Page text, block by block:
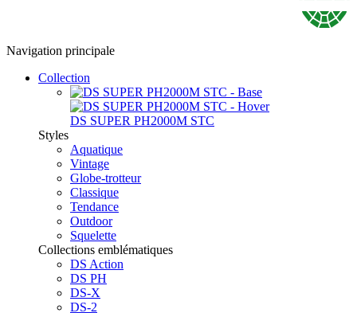
Navigation principale
Collection
DS SUPER PH2000M STC
Styles
Aquatique
Vintage
Globe-trotteur
Classique
Tendance
Outdoor
Squelette
Collections emblématiques
DS Action
DS PH
DS-X
DS-2